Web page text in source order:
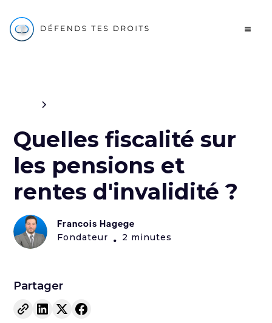
Quelles fiscalité sur
les pensions et
rentes d'invalidité ?
Francois Hagege
Fondateur • 2 minutes
Partager